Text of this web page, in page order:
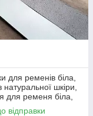
для ременів біла,
шкіри,
для ременя біла,
шкіри
відправки